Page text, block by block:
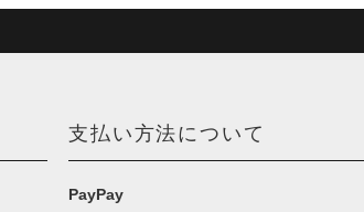
支払い方法について
PayPay